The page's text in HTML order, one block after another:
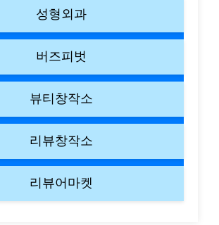
성형외과
버즈피벗
뷰티창작소
리뷰창작소
리뷰어마켓